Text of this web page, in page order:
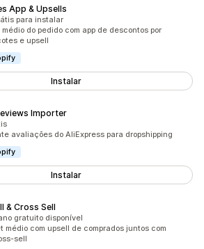
App & Upsells
ao todopara instalar
do pedido com app de descontos por
e upsell
Instalar
Importer
todo
avaliações do AliExpress para dropshipping
Instalar
& Cross Sell
ao todo
gratuito disponível
médio com upsell de comprados juntos com
sell